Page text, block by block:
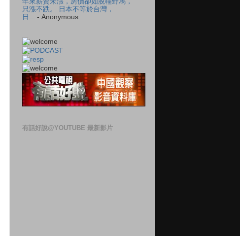
只漲不跌。 日本不等於台灣，
日...
- Anonymous
有話好說@YOUTUBE 最新影片